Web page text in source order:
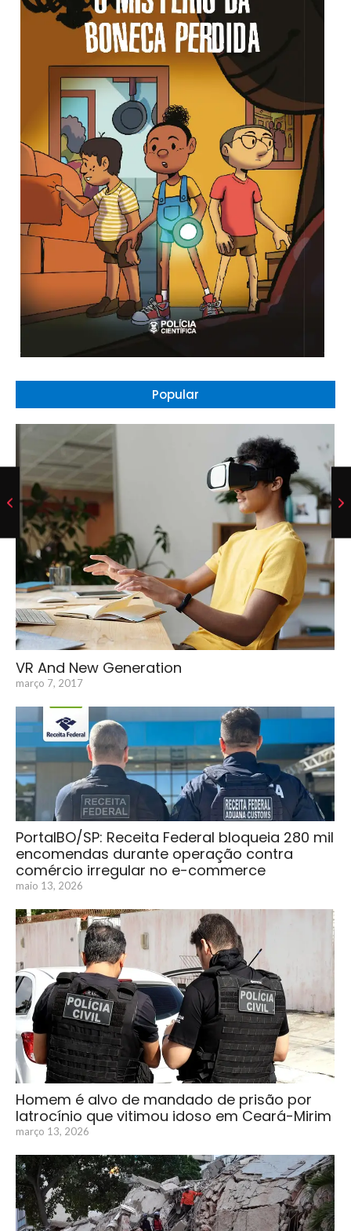
Popular
VR And New Generation
março 7, 2017
PortalBO/SP: Receita Federal bloqueia 280 mil
encomendas durante operação contra
comércio irregular no e-commerce
maio 13, 2026
Homem é alvo de mandado de prisão por
latrocínio que vitimou idoso em Ceará-Mirim
março 13, 2026